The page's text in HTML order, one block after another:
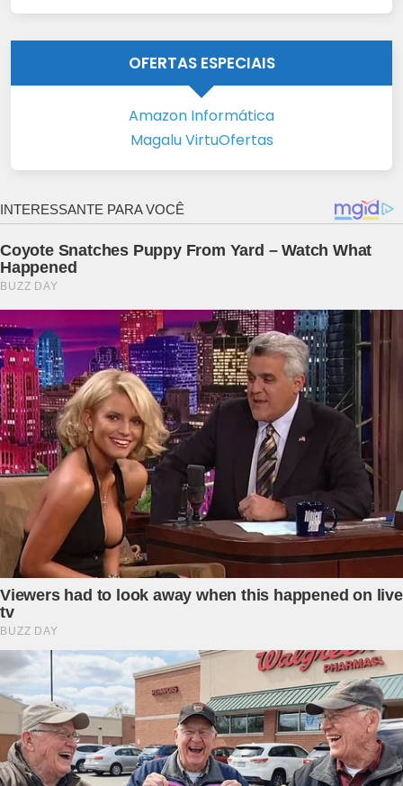
OFERTAS ESPECIAIS
Amazon Informática
Magalu VirtuOfertas